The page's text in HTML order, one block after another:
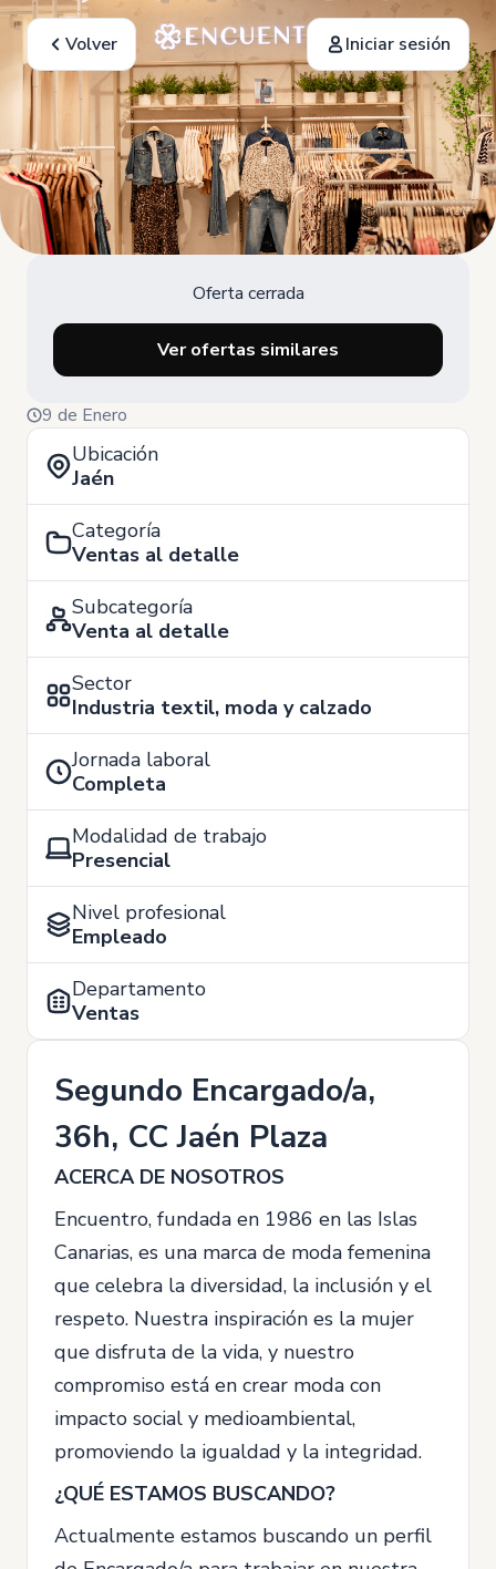
Volver Iniciar sesión
Oferta cerrada
Ver ofertas similares
9 de Enero
Ubicación
Jaén
Categoría
Ventas al detalle
Subcategoría
Venta al detalle
Sector
Industria textil, moda y calzado
Jornada laboral
Completa
Modalidad de trabajo
Presencial
Nivel profesional
Empleado
Departamento
Ventas
Segundo Encargado/a,
36h, CC Jaén Plaza
ACERCA DE NOSOTROS
Encuentro, fundada en 1986 en las Islas
Canarias, es una marca de moda femenina
que celebra la diversidad, la inclusión y el
respeto. Nuestra inspiración es la mujer
que disfruta de la vida, y nuestro
compromiso está en crear moda con
impacto social y medioambiental,
promoviendo la igualdad y la integridad.
¿QUÉ ESTAMOS BUSCANDO?
Actualmente estamos buscando un perfil